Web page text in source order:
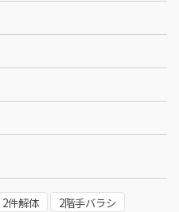
2件解体
2階手バラシ